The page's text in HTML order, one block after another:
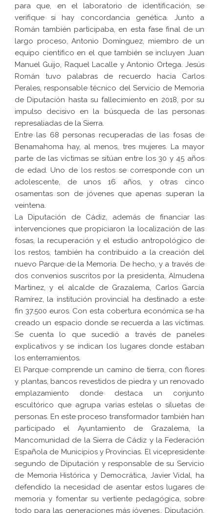
para que, en el laboratorio de identificación, se
verifique si hay concordancia genética. Junto a
Román también participaba, en esta fase final de un
largo proceso, Antonio Domínguez, miembro de un
equipo científico en el que también se incluyen Juan
Manuel Guijo, Raquel Lacalle y Antonio Ortega. Jesús
Román tuvo palabras de recuerdo hacia Carlos
Perales, responsable técnico del Servicio de Memoria
de Diputación hasta su fallecimiento en 2018, por su
impulso decisivo en la búsqueda de las personas
represaliadas de la Sierra.
Entre las 68 personas recuperadas de las fosas de
Benamahoma hay, al menos, tres mujeres. La mayor
parte de las víctimas se sitúan entre los 30 y 45 años
de edad. Uno de los restos se corresponde con un
adolescente, de unos 16 años, y otras cinco
osamentas son de jóvenes que apenas superan la
veintena.
La Diputación de Cádiz, además de financiar las
intervenciones que propiciaron la localización de las
fosas, la recuperación y el estudio antropológico de
los restos, también ha contribuido a la creación del
nuevo Parque de la Memoria. De hecho, y a través de
dos convenios suscritos por la presidenta, Almudena
Martínez, y el alcalde de Grazalema, Carlos García
Ramírez, la institución provincial ha destinado a este
fin 37.500 euros. Con esta cobertura económica se ha
creado un espacio donde se recuerda a las víctimas.
Se cuenta lo que sucedió a través de paneles
explicativos y se indican los lugares donde estaban
los enterramientos.
El Parque comprende un camino de tierra, con flores
y plantas, bancos revestidos de piedra y un renovado
emplazamiento donde destaca un conjunto
escultórico que agrupa varias estelas o siluetas de
personas. En este proceso transformador también han
participado el Ayuntamiento de Grazalema, la
Mancomunidad de la Sierra de Cádiz y la Federación
Española de Municipios y Provincias. El vicepresidente
segundo de Diputación y responsable de su Servicio
de Memoria Histórica y Democrática, Javier Vidal, ha
defendido la necesidad de asentar estos lugares de
memoria y fomentar su vertiente pedagógica, sobre
todo para las generaciones más jóvenes.. Diputación,